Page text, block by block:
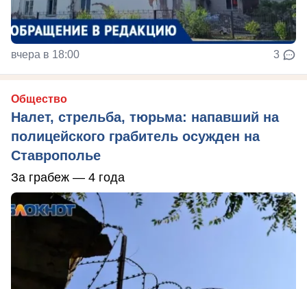
вчера в 18:00 3
Общество
Налет, стрельба, тюрьма: напавший на
полицейского грабитель осужден на
Ставрополье
За грабеж — 4 года